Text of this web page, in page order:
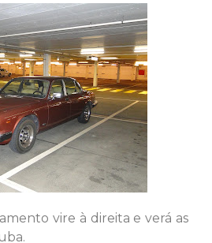
vire à direita e verá as